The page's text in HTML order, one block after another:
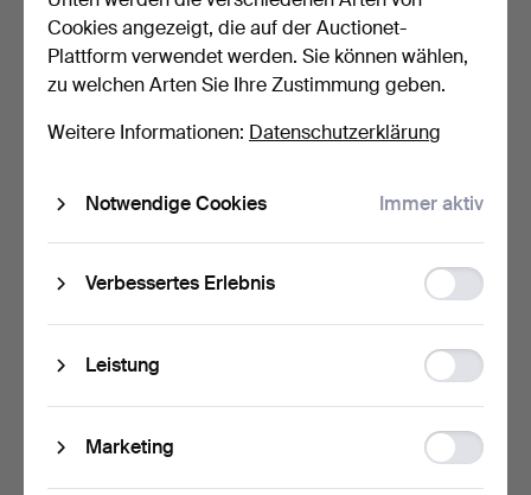
35 USD 35 USD
Beendet 4. Okt 2015
Cookies angezeigt, die auf der Auctionet-
Plattform verwendet werden. Sie können wählen,
zu welchen Arten Sie Ihre Zustimmung geben.
Weitere Informationen: Datenschutzerklärung
Notwendige Cookies Immer aktiv
Verbessertes Erlebnis
storage
Leistung
storage
Marketing
Ad
storage